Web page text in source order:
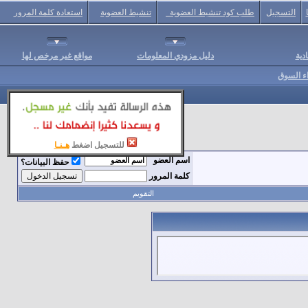
للتسجيل اضغط هـنـا
التسجيل طلب كود تنشيط العضوية تنشيط العضوية استعادة كلمة المرور
دليل مزودي المعلومات مواقع غير مرخص لها
السوق
اسم العضو
حفظ البيانات؟
كلمة المرور
التقويم